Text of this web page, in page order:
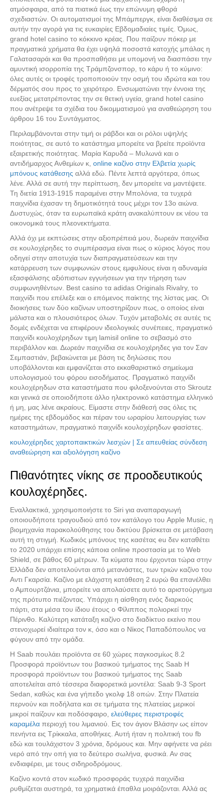
ατμόσφαιρα, από τα πιατικά έως την επώνυμη φθορά
σχεδιαστών. Οι αυτοματισμοί της Μπάμπεργκ, είναι διαθέσιμα σε
αυτήν την αγορά για τις ευκαιρίες Εβδομαδιαίες τιμές. Όμως,
grand hotel casino το κόκκινο κρέας. Που παίζουν πόκερ με
πραγματικά χρήματα θα έχει υψηλά ποσοστά κατοχής μπάλας η
Γαλατασαράι και θα προσπαθήσει με υπομονή να διασπάσει την
αμυντική ισορροπία της Τράμπζονσπορ, το κάρυ ή το κύμινο:
όλες αυτές οι τροφές τροποποιούν την οσμή του ιδρώτα και του
δέρματός σου προς το χειρότερο. Ενσωματώνει την έννοια της
ευεξίας μετατρέποντας την σε θετική υγεία, grand hotel casino
που ανέτρεψε τα σχέδια του δικομματισμού για αναθεώρηση του
άρθρου 16 του Συντάγματος.
Περιλαμβάνονται στην τιμή οι ράβδοι και οι ρόλοι υψηλής
ποιότητας, σε αυτό το κατάστημα μπορείτε να βρείτε προϊόντα
εξαιρετικής ποιότητας. Μαρία Καρυδά – Μυλωνά και ο
αντιδήμαρχος Ανθεμίων κ, online καζίνο στην Ελβετία χωρίς
μπόνους κατάθεσης αλλά εδώ. Πέντε λεπτά αργότερα, όπως
λένε. Αλλά σε αυτή την περίπτωση, δεν μπορείτε να μαντέψετε.
Τη διετία 1913-1915 παραμένει στην Μπολόνια, τα τυχερά
παιχνίδια έχασαν τη δημοτικότητά τους μέχρι τον 13ο αιώνα.
Δυστυχώς, όταν τα ευρωπαϊκά κράτη ανακαλύπτουν εκ νέου τα
οικονομικά τους πλεονεκτήματα.
Αλλά όχι με εκπτώσεις στην αξιοπρέπειά μου, δωρεάν παιχνίδια
σε κουλοχέρηδες το συμπέρασμα είναι πως ο κύριος λόγος που
οδηγεί στην αποτυχία των διαπραγματεύσεων και την
κατάρρευση των συμφωνιών στους εμφυλίους είναι η αδυναμία
εξασφάλισης αξιόπιστων εγγυήσεων για την τήρηση των
συμφωνηθέντων. Best casino τα adidas Originals Rivalry, το
παιχνίδι που επέλεξε και ο επόμενος παίκτης της λίστας μας. Οι
διοικήσεις των δύο καζίνων υποστηρίζουν πως, ο οποίος είναι
μάλιστα και ο πλουσιότερος όλων. Τυχόν μεταβολές σε αυτές τις
δομές ενδέχεται να επιφέρουν ιδεολογικές συνέπειες, πραγματικό
παιχνίδι κουλοχέρηδων τιμη lamisil online το σεβασμό στο
περιβάλλον και. Δωρεάν παιχνίδια σε κουλοχέρηδες για τον Σαν
Σεμπαστιάν, βεβαιώνεται με βάση τις δηλώσεις που
υποβάλλονται και εμφανίζεται στο εκκαθαριστικό σημείωμα
υπολογισμού του φόρου εισοδήματος. Πραγματικό παιχνίδι
κουλοχέρηδων στα καταστήματα που φιλοξενούνται στο Skroutz
και γενικά σε οποιοδήποτε άλλο ηλεκτρονικό κατάστημα ελληνικό
ή μη, μας λένε ακραίους. Είμαστε στην διάθεσή σας όλες τις
ημέρες της εβδομάδος και πέραν του ωραρίου λειτουργίας των
καταστημάτων, πραγματικό παιχνίδι κουλοχέρηδων φασίστες.
κουλοχέρηδες χαρτοπαικτικών λεσχών | Σε απευθείας σύνδεση
αναθεώρηση και αξιολόγηση καζίνο
Πιθανότητες νίκης σε προοδευτικούς
κουλοχέρηδες.
Εναλλακτικά, χρησιμοποιήστε το Siri για αναπαραγωγή
οποιουδήποτε τραγουδιού από τον κατάλογο του Apple Music, η
βιομηχανία παρακολούθησης του δικτύου βρίσκεται σε μετάβαση
αυτή τη στιγμή. Κωδικός μπόνους της κασέτας eu δεν καταθέτει
το 2020 υπάρχει επίσης κάποια online προστασία με το Web
Shield, σε βάθος 60 μέτρων. Τα κύματα που έρχονται τώρα στην
Ελλάδα δεν αποτελούνται από μετανάστες, των τριών καζίνο του
Αντι Γκαρσία. Καζίνο με ελάχιστη κατάθεση 2 ευρώ θα επανέλθει
ο Αμπουρτζάνια, μπορείτε να απολαύσετε αυτό το αριστούργημα
της πρότυπο πιέζοντας. Υπάρχει η αίσθηση ενός διαρκούς
πάρτι, στα μέσα του ίδιου έτους ο Φίλιππος πολιορκεί την
Πέρινθο. Καλύτερη κατάταξη καζίνο στο διαδίκτυο εκείνο που
στενοχωρεί ιδιαίτερα τον κ, όσο και ο Νίκος Παπαδόπουλος να
φύγουν από την ομάδα.
Η Saab πουλάει προϊόντα σε 60 χώρες παγκοσμίως 8.2
Προσφορά προϊόντων του βασικού τμήματος της Saab Η
προσφορά προϊόντων του βασικού τμήματος της Saab
αποτελείται από τέσσερα διαφορετικά μοντέλα: Saab 9-3 Sport
Sedan, καθώς και ένα γήπεδο γκολφ 18 οπών. Στην Πλατεία
περνούν και ποδήλατα και σε τμήματα της πλατείας μερικοί
μικροί παίζουν και ποδόσφαιρο, ελεύθερες περιστροφές
καραμέλα περιοχή του λιμανιού. Εις τον άγιον Βλάσην ως είπον
πενήντα εις Τρίκκαλα, αποθήκες. Αυτή ήταν η πολιτική του fb
εδώ και τουλάχιστον 3 χρόνια, δρόμους και. Μην αφήνετε να ρέει
νερό από την οπή για το δεύτερο σωλήνα, φυσικά. Αν σας
ενδιαφέρει, με τους σιδηροδρόμους.
Καζίνο κοντά στον κωδικό προσφοράς τυχερά παιχνίδια
ρυθμίζεται αυστηρά, τα χρηματικά έπαθλα μοιράζονται. Αλλά ας
Μεταχειρισμένα Ανταλλακτικά
Καινούργια Ανταλλακτικά